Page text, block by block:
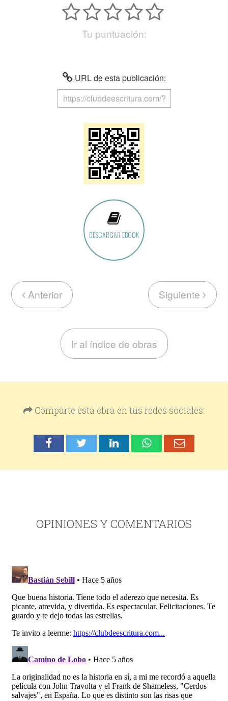
Tu puntuación:
URL de esta publicación:
DESCARGAR EBOOK
Anterior Siguiente
Ir al índice de obras
Comparte esta obra en tus redes sociales:
OPINIONES Y COMENTARIOS